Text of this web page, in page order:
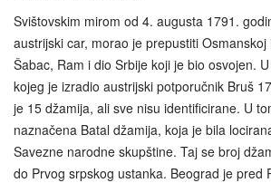
Svištovskim mirom od 4. augusta 1791.
austrijski car, morao je prepustiti
Šabac, Ram i dio Srbije koji je bio osvojen.
kojeg je izradio austrijski potporučnik Bruš
je 15 džamija, ali sve nisu identificirane. U
naznačena Batal džamija, koja je bila
Savezne narodne skupštine. Taj se broj
do Prvog srpskog ustanka. Beograd je pred